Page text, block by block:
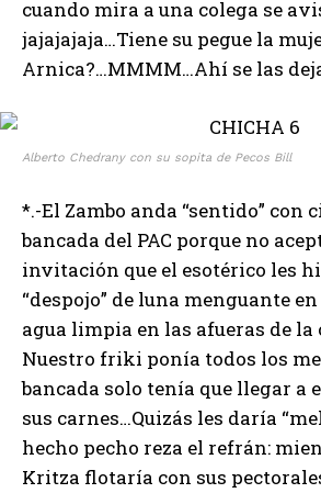
cuando mira a una colega se
jajajajaja…Tiene su pegue la
Arnica?…MMMM…Ahí se las
Alberto Chedrany con su sopita de Pecos Bill
*.-El Zambo anda “sentido” con
bancada del PAC porque no
invitación que el esotérico les
“despojo” de luna menguante
agua limpia en las afueras de
Nuestro friki ponía todos los
bancada solo tenía que llegar a
sus carnes…Quizás les daría
hecho pecho reza el refrán:
Kritza flotaría con sus